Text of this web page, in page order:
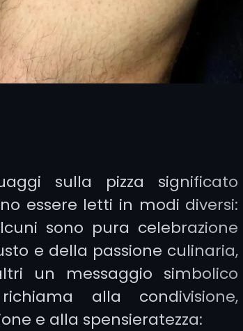
sulla pizza significato
essere letti in modi diversi:
sono pura celebrazione
e della passione culinaria,
un messaggio simbolico
alla condivisione,
e alla spensieratezza: